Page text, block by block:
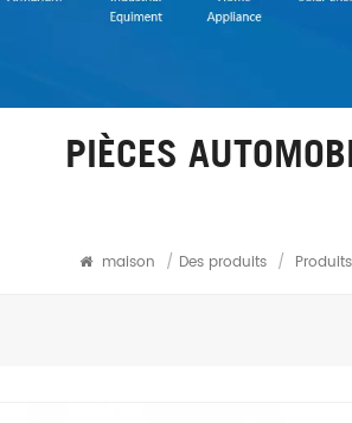
PIÈCES
maison / Des produits /